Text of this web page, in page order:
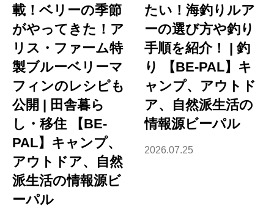
載！ベリーの季節
がやってきた！ア
リス・ファーム特
製ブルーベリーマ
フィンのレシピも
公開 | 田舎暮ら
し・移住 【BE-
PAL】キャンプ、
アウトドア、自然
派生活の情報源ビ
ーパル
たい！海釣りルア
ーの選び方や釣り
手順を紹介！ | 釣
り 【BE-PAL】キ
ャンプ、アウトド
ア、自然派生活の
情報源ビーパル
2026.07.25